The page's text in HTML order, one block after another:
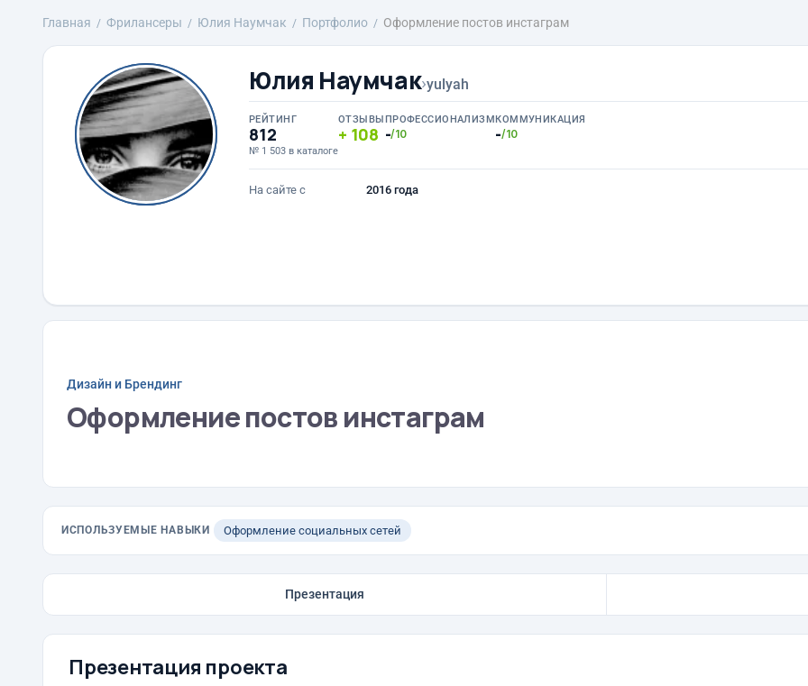
Главная Фрилансеры Юлия Наумчак Портфолио Оформление постов инстаграм
Юлия Наумчак›yulyah
РЕЙТИНГ
812
№ 1 503 в каталоге
ОТЗЫВЫ
108
ПРОФЕССИОНАЛИЗМ
-/10
КОММУНИКАЦИЯ
-/10
На сайте с 2016 года
Дизайн и Брендинг
Оформление постов инстаграм
ИСПОЛЬЗУЕМЫЕ НАВЫКИ Оформление социальных сетей
Презентация
Презентация проекта